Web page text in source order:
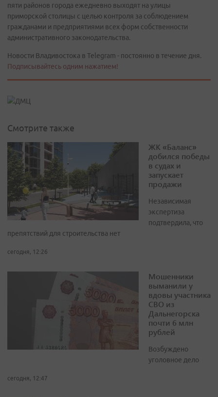
пяти районов города ежедневно выходят на улицы
приморской столицы с целью контроля за соблюдением
гражданами и предприятиями всех форм собственности
административного законодательства.
Новости Владивостока в Telegram - постоянно в течение дня.
Подписывайтесь одним нажатием!
Смотрите также
ЖК «Баланс»
добился победы
в судах и
запускает
продажи
Независимая
экспертиза
подтвердила, что
препятствий для строительства нет
сегодня, 12:26
Мошенники
выманили у
вдовы участника
СВО из
Дальнегорска
почти 6 млн
рублей
Возбуждено
уголовное дело
сегодня, 12:47